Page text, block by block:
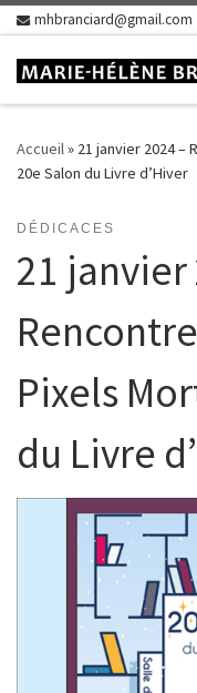
Skip to content
mhbranciard@gmail.com
Accueil» 21 janvier 2024 –
20e Salon du Livre d’Hiver
DÉDICACES
21 janvier
Pixels
du Livre